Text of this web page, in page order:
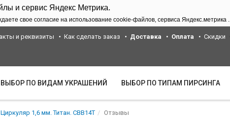
и сервис Яндекс Метрика.
свое согласие на использование cookie-файлов, сервиса Яндекс.метрика .
и реквизиты Как сделать заказ Доставка Оплата Скидки
ВЫБОР ПО ВИДАМ УКРАШЕНИЙ ВЫБОР ПО ТИПАМ ПИРСИНГА
Циркуляр 1,6 мм. Титан. CBB14T Отзывы